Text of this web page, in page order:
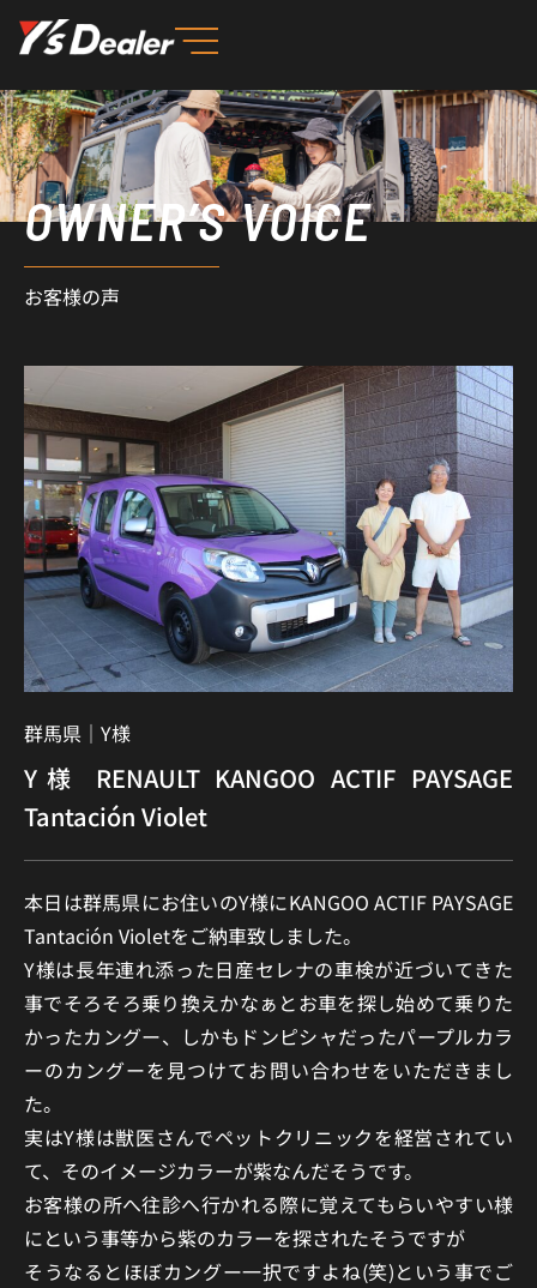
を
ス
キ
ッ
プ OWNER’S VOICE
お客様の声
群馬県｜ Y様
Y様 RENAULT KANGOO ACTIF PAYSAGE
Tantación Violet
本日は群馬県にお住いのY様にKANGOO ACTIF PAYSAGE
Tantación Violetをご納車致しました。
Y様は長年連れ添った日産セレナの車検が近づいてきた
事でそろそろ乗り換えかなぁとお車を探し始めて乗りた
かったカングー、しかもドンピシャだったパープルカラ
ーのカングーを見つけてお問い合わせをいただきまし
た。
実はY様は獣医さんでペットクリニックを経営されてい
て、そのイメージカラーが紫なんだそうです。
お客様の所へ往診へ行かれる際に覚えてもらいやすい様
にという事等から紫のカラーを探されたそうですが
そうなるとほぼカングー一択ですよね(笑)という事でご